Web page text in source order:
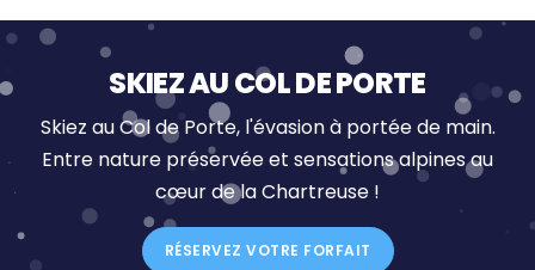
SKIEZ AU COL DE PORTE
Skiez au Col de Porte, l'évasion à portée de main.
Entre nature préservée et sensations alpines au
cœur de la Chartreuse !
RÉSERVEZ VOTRE FORFAIT